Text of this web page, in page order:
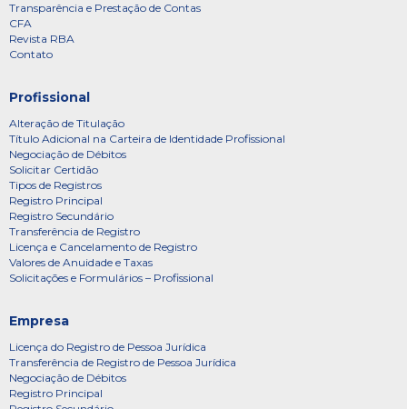
Transparência e Prestação de Contas
CFA
Revista RBA
Contato
Profissional
Alteração de Titulação
Título Adicional na Carteira de Identidade Profissional
Negociação de Débitos
Solicitar Certidão
Tipos de Registros
Registro Principal
Registro Secundário
Transferência de Registro
Licença e Cancelamento de Registro
Valores de Anuidade e Taxas
Solicitações e Formulários – Profissional
Empresa
Licença do Registro de Pessoa Jurídica
Transferência de Registro de Pessoa Jurídica
Negociação de Débitos
Registro Principal